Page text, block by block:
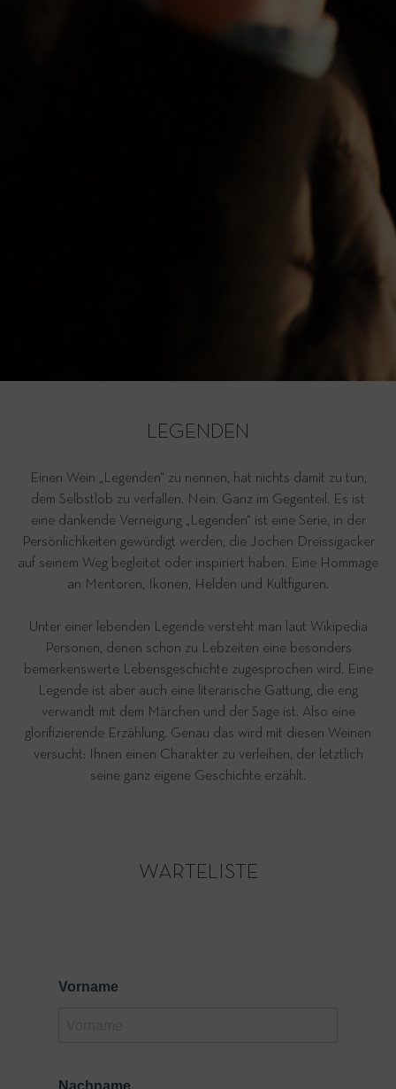
LEGENDEN
Einen Wein „Legenden“ zu nennen, hat nichts damit zu tun,
dem Selbstlob zu verfallen. Nein. Ganz im Gegenteil. Es ist
eine dankende Verneigung „Legenden“ ist eine Serie, in der
Persönlichkeiten gewürdigt werden, die Jochen Dreissigacker
auf seinem Weg begleitet oder inspiriert haben. Eine Hommage
an Mentoren, Ikonen, Helden und Kultfiguren.
Unter einer lebenden Legende versteht man laut Wikipedia
Personen, denen schon zu Lebzeiten eine besonders
bemerkenswerte Lebensgeschichte zugesprochen wird. Eine
Legende ist aber auch eine literarische Gattung, die eng
verwandt mit dem Märchen und der Sage ist. Also eine
glorifizierende Erzählung. Genau das wird mit diesen Weinen
versucht: Ihnen einen Charakter zu verleihen, der letztlich
seine ganz eigene Geschichte erzählt.
WARTELISTE